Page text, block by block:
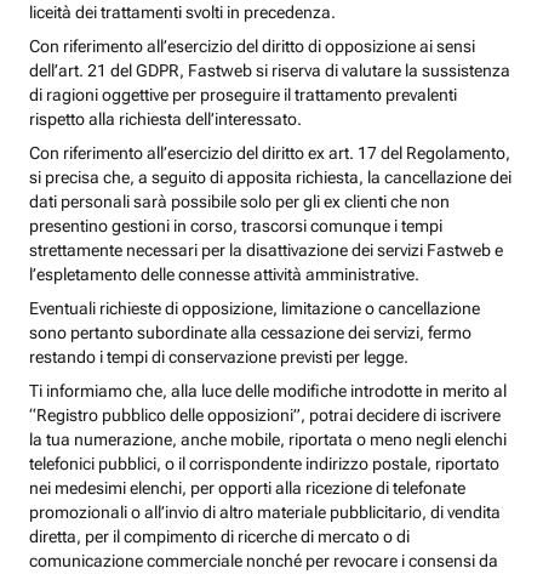
liceità dei trattamenti svolti in precedenza.
Con riferimento all’esercizio del diritto di opposizione ai sensi
dell’art. 21 del GDPR, Fastweb si riserva di valutare la sussistenza
di ragioni oggettive per proseguire il trattamento prevalenti
rispetto alla richiesta dell’interessato.
Con riferimento all’esercizio del diritto ex art. 17 del Regolamento,
si precisa che, a seguito di apposita richiesta, la cancellazione dei
dati personali sarà possibile solo per gli ex clienti che non
presentino gestioni in corso, trascorsi comunque i tempi
strettamente necessari per la disattivazione dei servizi Fastweb e
l’espletamento delle connesse attività amministrative.
Eventuali richieste di opposizione, limitazione o cancellazione
sono pertanto subordinate alla cessazione dei servizi, fermo
restando i tempi di conservazione previsti per legge.
Ti informiamo che, alla luce delle modifiche introdotte in merito al
“Registro pubblico delle opposizioni”, potrai decidere di iscrivere
la tua numerazione, anche mobile, riportata o meno negli elenchi
telefonici pubblici, o il corrispondente indirizzo postale, riportato
nei medesimi elenchi, per opporti alla ricezione di telefonate
promozionali o all’invio di altro materiale pubblicitario, di vendita
diretta, per il compimento di ricerche di mercato o di
comunicazione commerciale nonché per revocare i consensi da